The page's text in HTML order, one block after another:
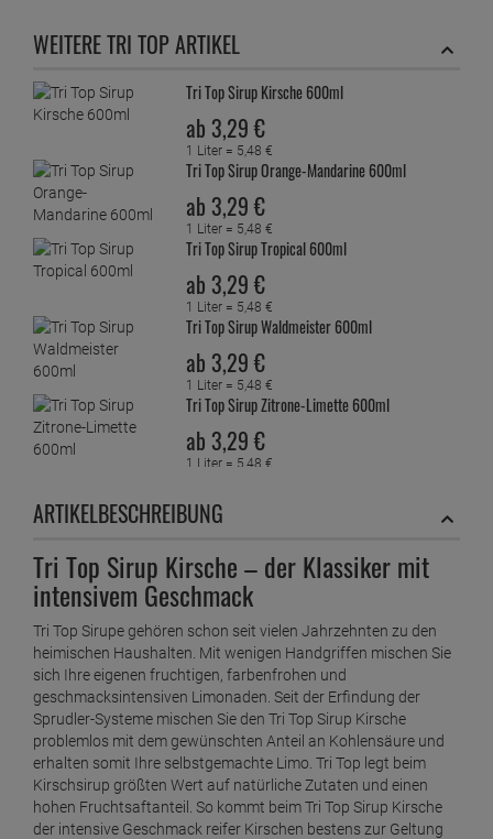
WEITERE TRI TOP ARTIKEL
Tri Top Sirup Kirsche 600ml
ab 3,29 €
1 Liter = 5,48 €
Tri Top Sirup Orange-Mandarine 600ml
ab 3,29 €
1 Liter = 5,48 €
Tri Top Sirup Tropical 600ml
ab 3,29 €
1 Liter = 5,48 €
Tri Top Sirup Waldmeister 600ml
ab 3,29 €
1 Liter = 5,48 €
Tri Top Sirup Zitrone-Limette 600ml
ab 3,29 €
1 Liter = 5,48 €
ARTIKELBESCHREIBUNG
Tri Top Sirup Kirsche – der Klassiker mit
intensivem Geschmack
Tri Top Sirupe gehören schon seit vielen Jahrzehnten zu den
heimischen Haushalten. Mit wenigen Handgriffen mischen Sie
sich Ihre eigenen fruchtigen, farbenfrohen und
geschmacksintensiven Limonaden. Seit der Erfindung der
Sprudler-Systeme mischen Sie den Tri Top Sirup Kirsche
problemlos mit dem gewünschten Anteil an Kohlensäure und
erhalten somit Ihre selbstgemachte Limo. Tri Top legt beim
Kirschsirup größten Wert auf natürliche Zutaten und einen
hohen Fruchtsaftanteil. So kommt beim Tri Top Sirup Kirsche
der intensive Geschmack reifer Kirschen bestens zur Geltung